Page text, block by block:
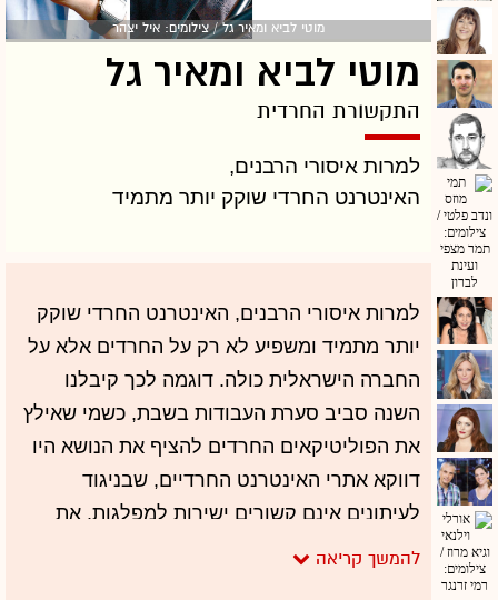
מוטי לביא ומאיר גל / צילומים: איל יצהר
מוטי לביא ומאיר גל
התקשורת החרדית
למרות איסורי הרבנים,
האינטרנט החרדי שוקק יותר מתמיד
למרות איסורי הרבנים, האינטרנט החרדי שוקק
יותר מתמיד ומשפיע לא רק על החרדים אלא על
החברה הישראלית כולה. דוגמה לכך קיבלנו
השנה סביב סערת העבודות בשבת, כשמי שאילץ
את הפוליטיקאים החרדים להציף את הנושא היו
דווקא אתרי האינטרנט החרדיים, שבניגוד
לעיתונים אינם קשורים ישירות למפלגות. את
המערכה הוביל אתר "בחדרי חרדים", שנמצא